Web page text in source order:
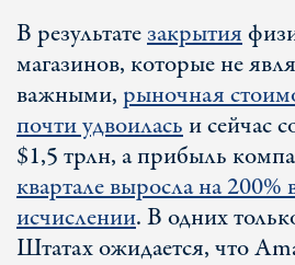
В результатезакрытия
магазинов, которые не
важными, рыночная
почти удвоиласьи сейчас
$1,5 трлн, а прибыль
квартале выросла на 200%
исчислении. В одних
Штатах ожидается, что